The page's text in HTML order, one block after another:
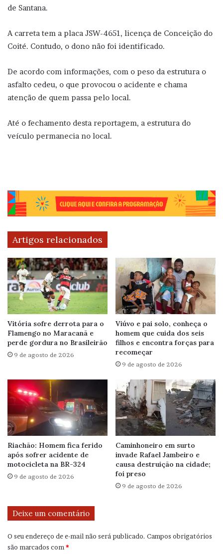
de Santana.
A carreta tem a placa JSW-4651, licença de Conceição do
Coité. Contudo, o dono não foi identificado.
De acordo com informações, com o peso da estrutura o
asfalto cedeu, o que provocou o acidente e chama
atenção de quem passa pelo local.
Até o fechamento desta reportagem, a estrutura do
veículo permanecia no local.
Artigos relacionados
Vitória sofre derrota para o
Flamengo no Maracanã e
perde gordura no Brasileirão
9 de agosto de 2026
Viúvo e pai solo, conheça o
homem que cuida dos seis
filhos e encontra forças para
recomeçar
9 de agosto de 2026
Riachão: Homem fica ferido
após sofrer acidente de
motocicleta na BR-324
9 de agosto de 2026
Caminhoneiro em surto
invade Rafael Jambeiro e
causa destruição na cidade;
foi preso
9 de agosto de 2026
Deixe um comentário
O seu endereço de e-mail não será publicado. Campos obrigatórios
são marcados com*